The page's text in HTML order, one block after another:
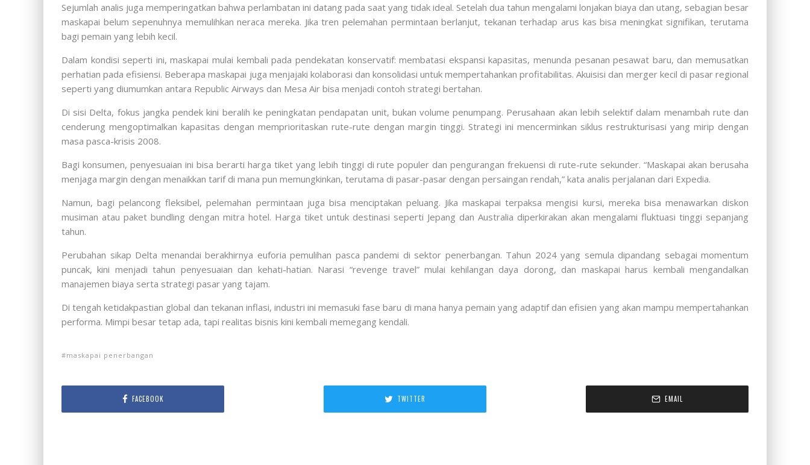
Sejumlah analis juga memperingatkan bahwa perlambatan ini datang pada saat yang tidak ideal. Setelah dua tahun mengalami lonjakan biaya dan utang, sebagian besar
maskapai belum sepenuhnya memulihkan neraca mereka. Jika tren pelemahan permintaan berlanjut, tekanan terhadap arus kas bisa meningkat signifikan, terutama
bagi pemain yang lebih kecil.
Dalam kondisi seperti ini, maskapai mulai kembali pada pendekatan konservatif: membatasi ekspansi kapasitas, menunda pesanan pesawat baru, dan memusatkan
perhatian pada efisiensi. Beberapa maskapai juga menjajaki kolaborasi dan konsolidasi untuk mempertahankan profitabilitas. Akuisisi dan merger kecil di pasar regional
seperti yang diumumkan antara Republic Airways dan Mesa Air bisa menjadi contoh strategi bertahan.
Di sisi Delta, fokus jangka pendek kini beralih ke peningkatan pendapatan unit, bukan volume penumpang. Perusahaan akan lebih selektif dalam menambah rute dan
cenderung mengoptimalkan kapasitas dengan memprioritaskan rute-rute dengan margin tinggi. Strategi ini mencerminkan siklus restrukturisasi yang mirip dengan
masa pasca-krisis 2008.
Bagi konsumen, penyesuaian ini bisa berarti harga tiket yang lebih tinggi di rute populer dan pengurangan frekuensi di rute-rute sekunder. “Maskapai akan berusaha
menjaga margin dengan menaikkan tarif di mana pun memungkinkan, terutama di pasar-pasar dengan persaingan rendah,” kata analis perjalanan dari Expedia.
Namun, bagi pelancong fleksibel, pelemahan permintaan juga bisa menciptakan peluang. Jika maskapai terpaksa mengisi kursi, mereka bisa menawarkan diskon
musiman atau paket bundling dengan mitra hotel. Harga tiket untuk destinasi seperti Jepang dan Australia diperkirakan akan mengalami fluktuasi tinggi sepanjang
tahun.
Perubahan sikap Delta menandai berakhirnya euforia pemulihan pasca pandemi di sektor penerbangan. Tahun 2024 yang semula dipandang sebagai momentum
puncak, kini menjadi tahun penyesuaian dan kehati-hatian. Narasi “revenge travel” mulai kehilangan daya dorong, dan maskapai harus kembali mengandalkan
manajemen biaya serta strategi pasar yang tajam.
Di tengah ketidakpastian global dan tekanan inflasi, industri ini memasuki fase baru di mana hanya pemain yang adaptif dan efisien yang akan mampu mempertahankan
performa. Mimpi besar tetap ada, tapi realitas bisnis kini kembali memegang kendali.
maskapai penerbangan
FACEBOOK TWITTER EMAIL